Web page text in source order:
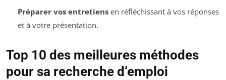
Préparer vos entretiensen réfléchissant à vos réponses
et à votre présentation.
Top 10 des meilleures méthodes
pour sa recherche d’emploi